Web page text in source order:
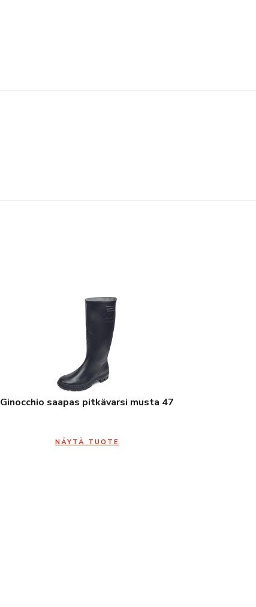
Ginocchio saapas pitkävarsi musta 47
NÄYTÄ TUOTE